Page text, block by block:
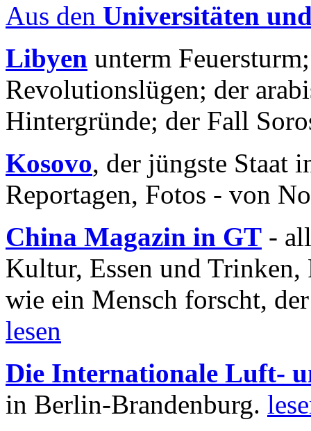
Aus den Universitäten
Libyen unterm
Revolutionslügen; der
Hintergründe; der Fall
Kosovo, der jüngste Staat
Reportagen, Fotos - von
China Magazin in GT -
Kultur, Essen und
wie ein Mensch forscht,
lesen
Die Internationale Luft-
in Berlin-Brandenburg.